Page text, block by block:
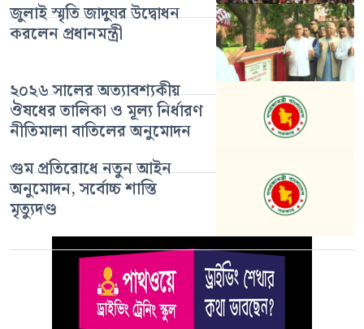
জুলাই স্মৃতি জাদুঘর উদ্বোধন
করলেন প্রধানমন্ত্রী
২০২৬ সালের অত্যাবশ্যকীয়
ঔষধের তালিকা ও মূল্য নির্ধারণ
নীতিমালা বাতিলের অনুমোদন
গুম প্রতিরোধে নতুন আইন
অনুমোদন, সর্বোচ্চ শাস্তি
মৃত্যুদণ্ড